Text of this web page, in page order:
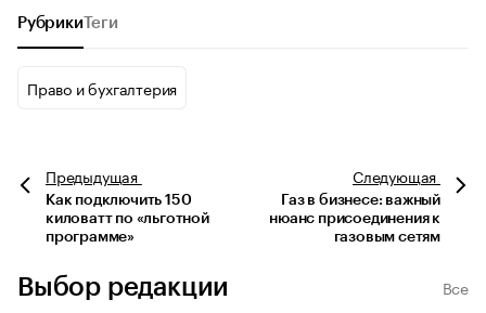
Рубрики Теги
Право и бухгалтерия
Предыдущая
Как подключить 150
киловатт по «льготной
программе»
Следующая
Газ в бизнесе: важный
нюанс присоединения к
газовым сетям
Выбор редакции
Все